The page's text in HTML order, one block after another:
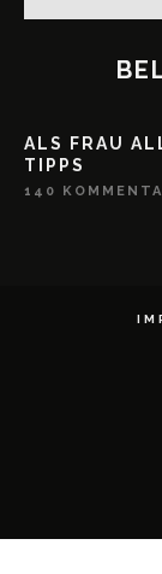
ALS FRAU
TIPPS
140